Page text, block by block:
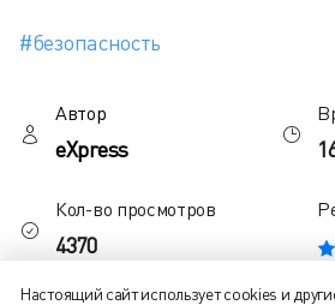
#безопасность
Автор
eXpress
Кол-во просмотров
4370
Настоящий сайт использует cookies и